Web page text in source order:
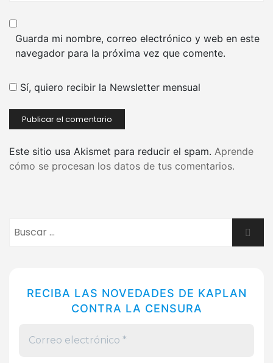
Guarda mi nombre, correo electrónico y web en este
navegador para la próxima vez que comente.
Sí, quiero recibir la Newsletter mensual
Este sitio usa Akismet para reducir el spam. Aprende
cómo se procesan los datos de tus comentarios.
RECIBA LAS NOVEDADES DE KAPLAN
CONTRA LA CENSURA